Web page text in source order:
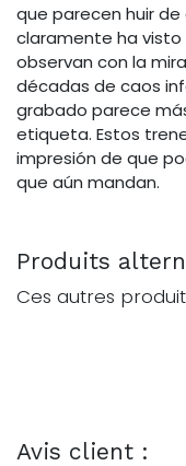
que parecen huir de
claramente ha visto
observan con la
décadas de caos
grabado parece
etiqueta. Estos
impresión de que
que aún mandan.
Produits
Ces autres
Avis client :